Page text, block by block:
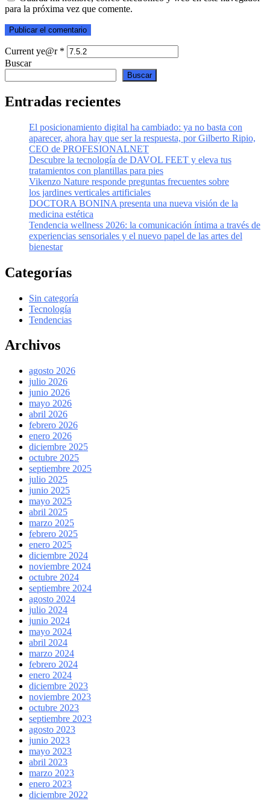
para la próxima vez que comente.
Current ye@r *
Buscar
Buscar
Entradas recientes
El posicionamiento digital ha cambiado: ya no basta con
aparecer, ahora hay que ser la respuesta, por Gilberto Ripio,
CEO de PROFESIONALNET
Descubre la tecnología de DAVOL FEET y eleva tus
tratamientos con plantillas para pies
Vikenzo Nature responde preguntas frecuentes sobre
los jardines verticales artificiales
DOCTORA BONINA presenta una nueva visión de la
medicina estética
Tendencia wellness 2026: la comunicación íntima a través de
experiencias sensoriales y el nuevo papel de las artes del
bienestar
Categorías
Sin categoría
Tecnología
Tendencias
Archivos
agosto 2026
julio 2026
junio 2026
mayo 2026
abril 2026
febrero 2026
enero 2026
diciembre 2025
octubre 2025
septiembre 2025
julio 2025
junio 2025
mayo 2025
abril 2025
marzo 2025
febrero 2025
enero 2025
diciembre 2024
noviembre 2024
octubre 2024
septiembre 2024
agosto 2024
julio 2024
junio 2024
mayo 2024
abril 2024
marzo 2024
febrero 2024
enero 2024
diciembre 2023
noviembre 2023
octubre 2023
septiembre 2023
agosto 2023
junio 2023
mayo 2023
abril 2023
marzo 2023
enero 2023
diciembre 2022